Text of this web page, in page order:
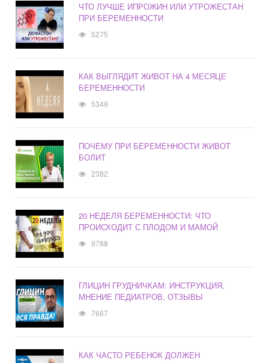
ЧТО ЛУЧШЕ ИПРОЖИН ИЛИ УТРОЖЕСТАН
ПРИ БЕРЕМЕННОСТИ
5275
КАК ВЫГЛЯДИТ ЖИВОТ НА 4 МЕСЯЦЕ
БЕРЕМЕННОСТИ
5349
ПОЧЕМУ ПРИ БЕРЕМЕННОСТИ ЖИВОТ
БОЛИТ
2382
20 НЕДЕЛЯ БЕРЕМЕННОСТИ: ЧТО
ПРОИСХОДИТ С ПЛОДОМ И МАМОЙ
9788
ГЛИЦИН ГРУДНИЧКАМ: ИНСТРУКЦИЯ,
МНЕНИЕ ПЕДИАТРОВ, ОТЗЫВЫ
7667
КАК ЧАСТО РЕБЕНОК ДОЛЖЕН